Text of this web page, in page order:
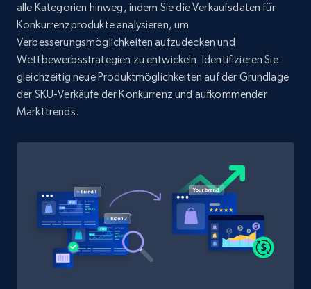
alle Kategorien hinweg, indem Sie die Verkaufsdaten für
Konkurrenzprodukte analysieren, um
Verbesserungsmöglichkeiten aufzudecken und
Wettbewerbsstrategien zu entwickeln. Identifizieren Sie
gleichzeitig neue Produktmöglichkeiten auf der Grundlage
der SKU-Verkäufe der Konkurrenz und aufkommender
Markttrends.